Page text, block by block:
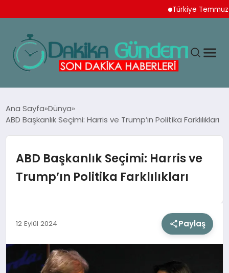
Türkiye Temmuz Ayı
SPOR
EKONOMI
SIYASET
Ana Sayfa Dünya
ABD Başkanlık Seçimi: Harris ve Trump’ın Politika Farklılıkları
ABD Başkanlık Seçimi: Harris ve
Trump’ın Politika Farklılıkları
12 Eylül 2024 Paylaş